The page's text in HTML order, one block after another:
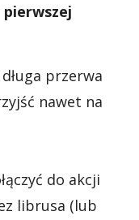
pierwszej
przerwa
nawet na
do akcji
librusa (lub